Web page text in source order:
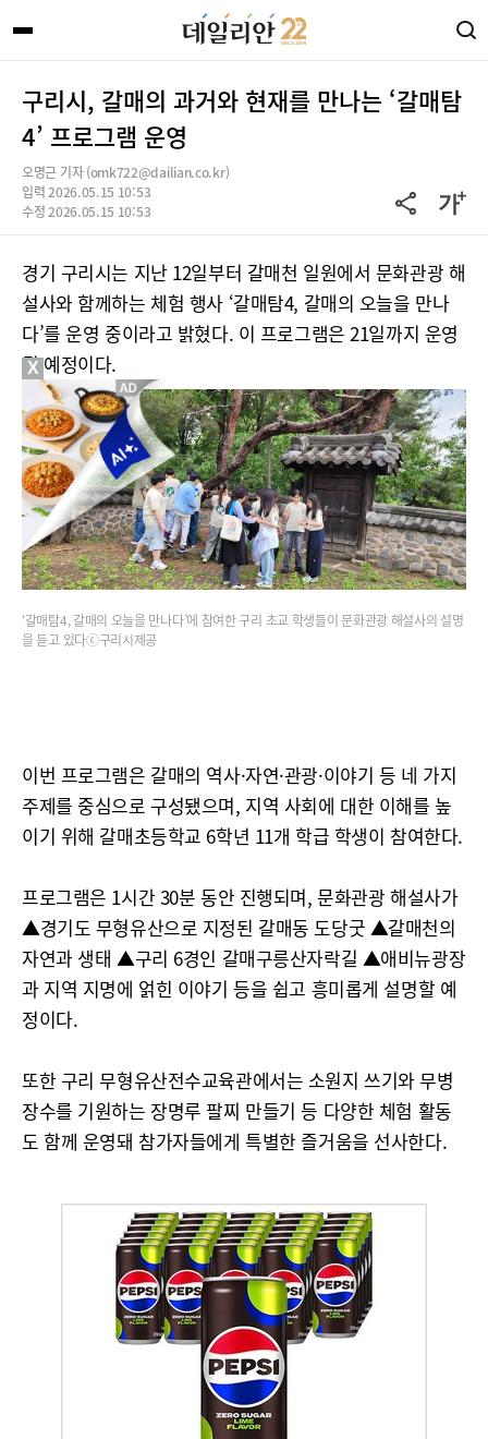
구리시, 갈매의 과거와 현재를 만나는 ‘갈매탐
4’ 프로그램 운영
오명근 기자 (omk722@dailian.co.kr)
입력 2026.05.15 10:53
수정 2026.05.15 10:53
경기 구리시는 지난 12일부터 갈매천 일원에서 문화관광 해
설사와 함께하는 체험 행사 ‘갈매탐4, 갈매의 오늘을 만나
다’를 운영 중이라고 밝혔다. 이 프로그램은 21일까지 운영
될 예정이다.
‘갈매탐4, 갈매의 오늘을 만나다’에 참여한 구리 초교 학생들이 문화관광 해설사의 설명
을 듣고 있다ⓒ구리시제공
이번 프로그램은 갈매의 역사·자연·관광·이야기 등 네 가지
주제를 중심으로 구성됐으며, 지역 사회에 대한 이해를 높
이기 위해 갈매초등학교 6학년 11개 학급 학생이 참여한다.
프로그램은 1시간 30분 동안 진행되며, 문화관광 해설사가
▲경기도 무형유산으로 지정된 갈매동 도당굿 ▲갈매천의
자연과 생태 ▲구리 6경인 갈매구릉산자락길 ▲애비뉴광장
과 지역 지명에 얽힌 이야기 등을 쉽고 흥미롭게 설명할 예
정이다.
또한 구리 무형유산전수교육관에서는 소원지 쓰기와 무병
장수를 기원하는 장명루 팔찌 만들기 등 다양한 체험 활동
도 함께 운영돼 참가자들에게 특별한 즐거움을 선사한다.
X